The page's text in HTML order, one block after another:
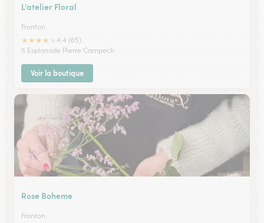
L’atelier Floral
Fronton
★★★★
4.4 (65)
5 Esplanade Pierre Campech
Voir la boutique
Rose Boheme
Fronton